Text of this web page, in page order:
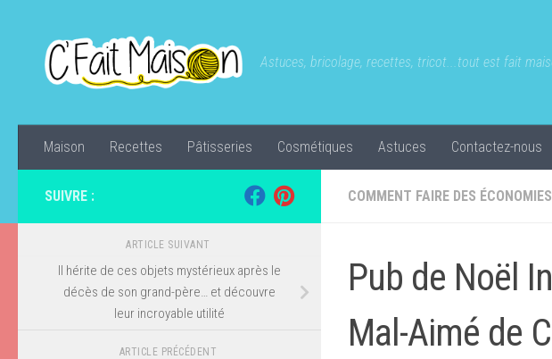
Astuces, bricolage, recettes, tricot...tout est fait
Maison Recettes Pâtisseries Cosmétiques Astuces Contactez-nous
COMMENT FAIRE DES ÉCONOMIES
Pub de Noël
Mal-Aimé de
SUIVRE :
ARTICLE SUIVANT
Il hérite de ces objets mystérieux après le
décès de son grand-père… et découvre
leur incroyable utilité
ARTICLE PRÉCÉDENT